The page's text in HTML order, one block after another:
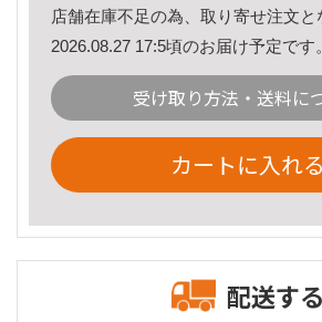
店舗在庫不足の為、取り寄せ注文と
2026.08.27 17:5頃のお届け予定です。
受け取り方法・送料に
カートに入れる
配送する